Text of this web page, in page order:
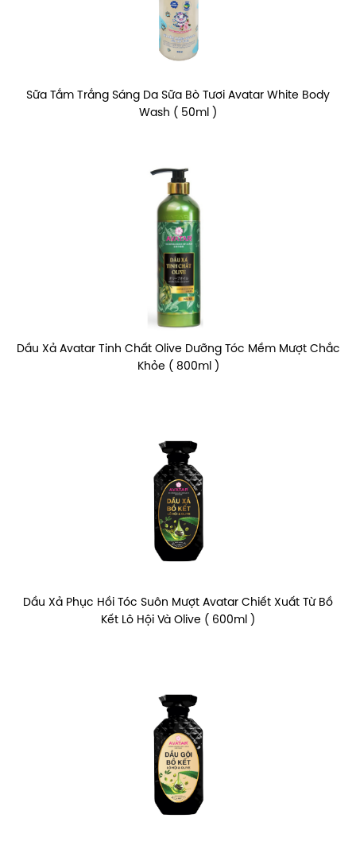
Sữa Tắm Trắng Sáng Da Sữa Bò Tươi Avatar White Body
Wash ( 50ml )
Dầu Xả Avatar Tinh Chất Olive Dưỡng Tóc Mềm Mượt Chắc
Khỏe ( 800ml )
Dầu Xả Phục Hồi Tóc Suôn Mượt Avatar Chiết Xuất Từ Bồ
Kết Lô Hội Và Olive ( 600ml )